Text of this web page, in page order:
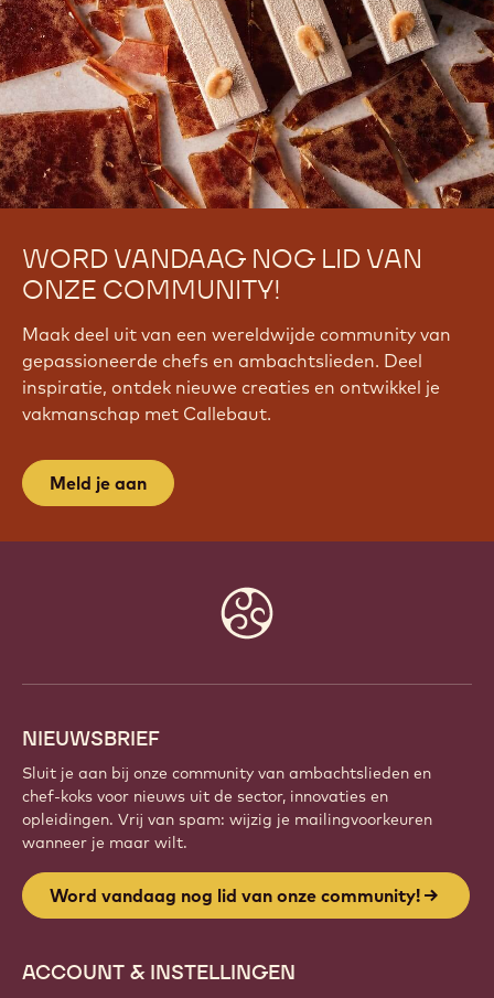
WORD VANDAAG NOG LID VAN
ONZE COMMUNITY!
Maak deel uit van een wereldwijde community van
gepassioneerde chefs en ambachtslieden. Deel
inspiratie, ontdek nieuwe creaties en ontwikkel je
vakmanschap met Callebaut.
Meld je aan
NIEUWSBRIEF
Sluit je aan bij onze community van ambachtslieden en
chef-koks voor nieuws uit de sector, innovaties en
opleidingen. Vrij van spam: wijzig je mailingvoorkeuren
wanneer je maar wilt.
Word vandaag nog lid van onze community!
ACCOUNT & INSTELLINGEN